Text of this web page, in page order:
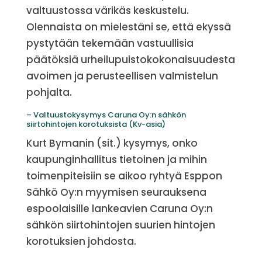
valtuustossa värikäs keskustelu.
Olennaista on mielestäni se, että ekyssä
pystytään tekemään vastuullisia
päätöksiä urheilupuistokokonaisuudesta
avoimen ja perusteellisen valmistelun
pohjalta.
– Valtuustokysymys Caruna Oy:n sähkön
siirtohintojen korotuksista (Kv-asia)
Kurt Bymanin (sit.) kysymys, onko
kaupunginhallitus tietoinen ja mihin
toimenpiteisiin se aikoo ryhtyä Esppon
Sähkö Oy:n myymisen seurauksena
espoolaisille lankeavien Caruna Oy:n
sähkön siirtohintojen suurien hintojen
korotuksien johdosta.